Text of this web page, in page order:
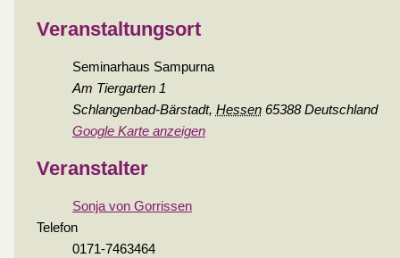
Veranstaltungsort
Seminarhaus Sampurna
Am Tiergarten 1
Schlangenbad-Bärstadt, Hessen 65388 Deutschland
Google Karte anzeigen
Veranstalter
Sonja von Gorrissen
Telefon
0171-7463464